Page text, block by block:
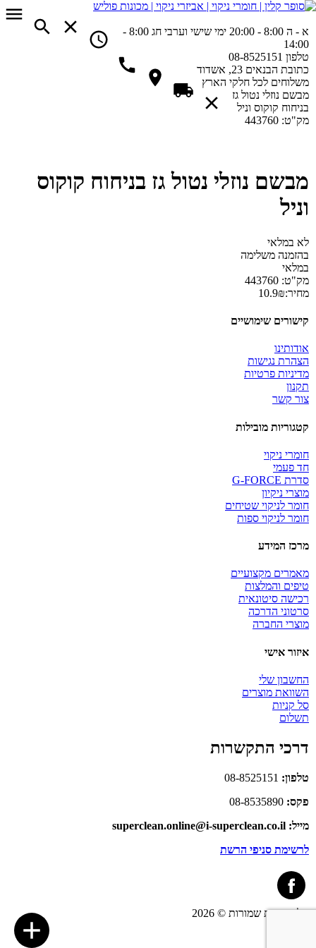
א - ה 8:00 - 20:00
ימי שישי וערבי חג 8:00 -
14:00
טלפון 08-8525151
כתובת הבנאים 23, אשדוד
משלוחים לכל חלקי הארץ
מבשם נוזלי נטול גז
בניחוח קוקוס וניל
מק"ט: 443760
מבשם נוזלי נטול גז בניחוח קוקוס
וניל
לא במלאי
בהזמנה משלימה
במלאי
מק"ט: 443760
מחיר:
10.9₪
קישורים שימושיים
אודותינו
הצהרת נגישות
מדיניות פרטיות
תקנון
צור קשר
קטגוריות מובילות
חומרי ניקוי
חד פעמי
סדרת G-FORCE
מוצרי ניקיון
חומר לניקוי שטיחים
חומר לניקוי ספות
מרכז המידע
מאמרים מקצועיים
טיפים והמלצות
רכישה סיטונאית
סרטוני הדרכה
מוצרי החברה
איזור אישי
החשבון שלי
השוואת מוצרים
סל קניות
תשלום
דרכי התקשרות
טלפון:
פקס: 08-8535890
מייל: superclean.online@i-superclean.co.il
לרשימת סניפי הרשת
כל הזכויות שמורות © 2026